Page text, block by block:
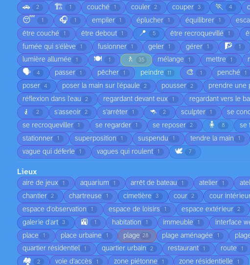
🚗 2 🏗️ 1 couché 1 couler 2 couper 3 🏃 4
😴 1 🎧 1 empiler 1 éplucher 1 équilibrer 1
être couché 1 être debout 1 📍 5 être recroquevillé 1
fumée qui s'élève 1 fusionner 1 geler 1 gérer 1 🧗 1
lumière allumée 1 🍽️ 1 🚶 35 mélange 1 mettre 1
🗣️ 4 passer 1 pêcher 1 peindre 11 🎨 1 penché 1
poser 4 poser la main sur l'épaule 2 pousser 2 prendre une
réflexion dans l'eau 2 regardant devant eux 1 regardant vers le
🧎 2 s'asseoir 2 s’arrêter 1 🦘 2 sculpter 1 se
se recroqueviller 1 se regarder 1 se reposer 2 🧍 8 se
stationner 1 superposition 1 suspendu 1 tendre la main 1
vague qui déferle 1 vagues qui roulent 1 🕊️ 7
Lieux
aire de jeux 1 aquarium 1 arrêt de bateau 1 atelier 1
chantier 2 chartreuse 1 cimetière 3 cour 2 cour
espace d'observation 1 espace de loisirs 1 espace extérieur 2
galerie d'art 3 🚉 1 habitation 1 immeuble 1 interface
place 1 place urbaine 1 plage 28 plage aménagée 1
quartier résidentiel 1 quartier urbain 2 restaurant 1 route 1
🏘️ 2 voie d’accès 1 zone piétonne 1 zone résidentielle 1